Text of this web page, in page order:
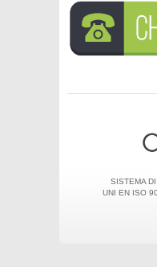
SISTEMA
UNI EN ISO